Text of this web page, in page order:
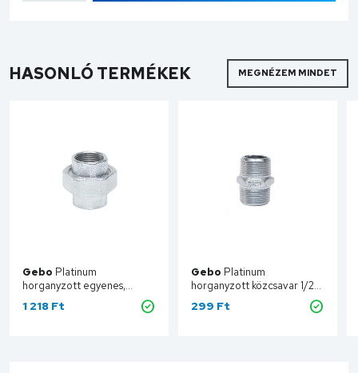
HASONLÓ TERMÉKEK MEGNÉZEM MINDET
Gebo Platinum
horganyzott egyenes,
laposan tömítő hollander
BB 1/2" 330-4V
1 218 Ft
Gebo Platinum
horganyzott közcsavar 1/2"
280-4V
299 Ft